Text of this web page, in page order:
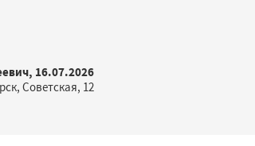
16.07.2026
Советская, 12